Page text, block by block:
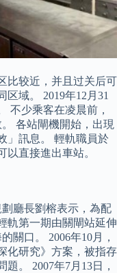
比较近，并且过关后可
域。 2019年12月31
不少乘客在凌晨前，
各站閘機開始，出現
」訊息。 輕軌職員於
直接進出車站。
廳長劉榕表示，為配
軌第一期由關閘站延伸
關口。 2006年10月，
化研究》方案，被指存
。 2007年7月13日，